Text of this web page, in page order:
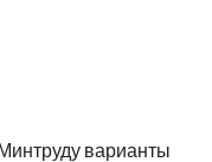
варианты